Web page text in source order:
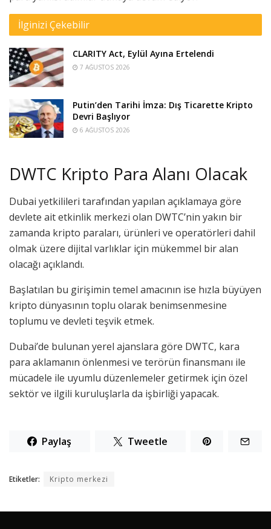
İlginizi Çekebilir
CLARITY Act, Eylül Ayına Ertelendi
7 AĞUSTOS 2026
Putin’den Tarihi İmza: Dış Ticarette Kripto
Devri Başlıyor
6 AĞUSTOS 2026
DWTC Kripto Para Alanı Olacak
Dubai yetkilileri tarafından yapılan açıklamaya göre
devlete ait etkinlik merkezi olan DWTC’nin yakın bir
zamanda kripto paraları, ürünleri ve operatörleri dahil
olmak üzere dijital varlıklar için mükemmel bir alan
olacağı açıklandı.
Başlatılan bu girişimin temel amacının ise hızla büyüyen
kripto dünyasının toplu olarak benimsenmesine
toplumu ve devleti teşvik etmek.
Dubai’de bulunan yerel ajanslara göre DWTC, kara
para aklamanın önlenmesi ve terörün finansmanı ile
mücadele ile uyumlu düzenlemeler getirmek için özel
sektör ve ilgili kuruluşlarla da işbirliği yapacak.
Paylaş Tweetle
Etiketler: Kripto merkezi